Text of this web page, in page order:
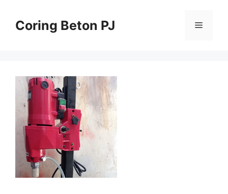
contentCoring Beton PJ Menu